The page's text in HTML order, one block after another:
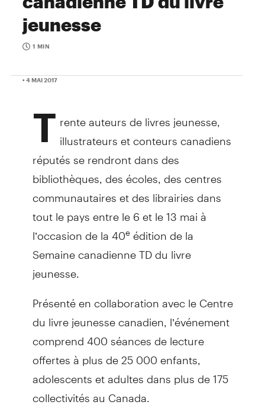
jeunesse
1 MIN
• 4 MAI 2017
T rente auteurs de livres jeunesse,
illustrateurs et conteurs canadiens
réputés se rendront dans des
bibliothèques, des écoles, des centres
communautaires et des librairies dans
tout le pays entre le 6 et le 13 mai à
l’occasion de la 40eédition de la
Semaine canadienne TD du livre
jeunesse.
Présenté en collaboration avec le Centre
du livre jeunesse canadien, l’événement
comprend 400 séances de lecture
offertes à plus de 25 000 enfants,
adolescents et adultes dans plus de 175
collectivités au Canada.